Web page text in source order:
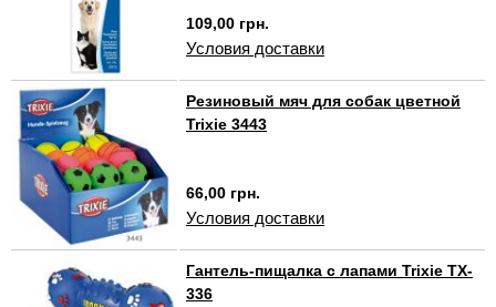
109,00 грн.
Условия доставки
Резиновый мяч для собак цветной
Trixie 3443
66,00 грн.
Условия доставки
Гантель-пищалка с лапами Trixie TX-
336